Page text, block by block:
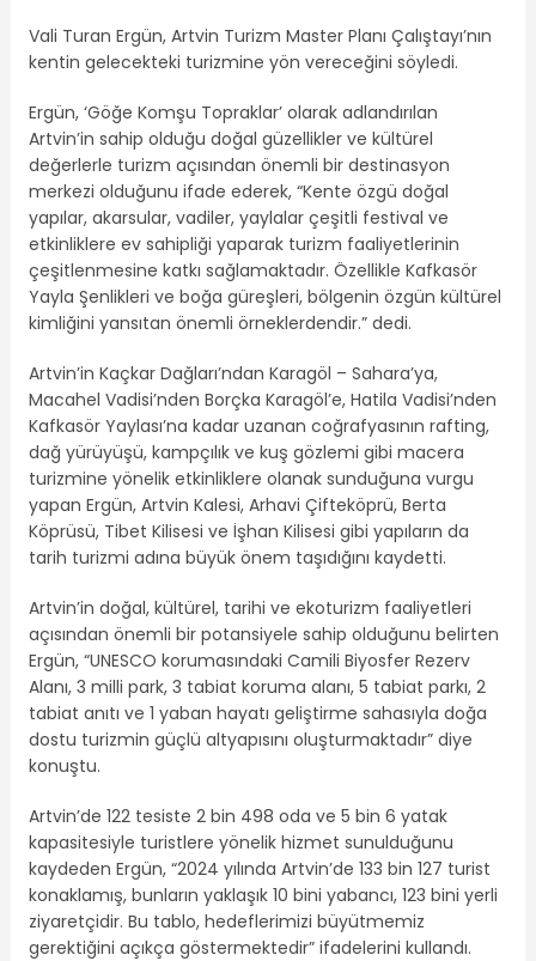
Vali Turan Ergün, Artvin Turizm Master Planı Çalıştayı’nın
kentin gelecekteki turizmine yön vereceğini söyledi.
Ergün, ‘Göğe Komşu Topraklar’ olarak adlandırılan
Artvin’in sahip olduğu doğal güzellikler ve kültürel
değerlerle turizm açısından önemli bir destinasyon
merkezi olduğunu ifade ederek, “Kente özgü doğal
yapılar, akarsular, vadiler, yaylalar çeşitli festival ve
etkinliklere ev sahipliği yaparak turizm faaliyetlerinin
çeşitlenmesine katkı sağlamaktadır. Özellikle Kafkasör
Yayla Şenlikleri ve boğa güreşleri, bölgenin özgün kültürel
kimliğini yansıtan önemli örneklerdendir.” dedi.
Artvin’in Kaçkar Dağları’ndan Karagöl – Sahara’ya,
Macahel Vadisi’nden Borçka Karagöl’e, Hatila Vadisi’nden
Kafkasör Yaylası’na kadar uzanan coğrafyasının rafting,
dağ yürüyüşü, kampçılık ve kuş gözlemi gibi macera
turizmine yönelik etkinliklere olanak sunduğuna vurgu
yapan Ergün, Artvin Kalesi, Arhavi Çifteköprü, Berta
Köprüsü, Tibet Kilisesi ve İşhan Kilisesi gibi yapıların da
tarih turizmi adına büyük önem taşıdığını kaydetti.
Artvin’in doğal, kültürel, tarihi ve ekoturizm faaliyetleri
açısından önemli bir potansiyele sahip olduğunu belirten
Ergün, “UNESCO korumasındaki Camili Biyosfer Rezerv
Alanı, 3 milli park, 3 tabiat koruma alanı, 5 tabiat parkı, 2
tabiat anıtı ve 1 yaban hayatı geliştirme sahasıyla doğa
dostu turizmin güçlü altyapısını oluşturmaktadır” diye
konuştu.
Artvin’de 122 tesiste 2 bin 498 oda ve 5 bin 6 yatak
kapasitesiyle turistlere yönelik hizmet sunulduğunu
kaydeden Ergün, “2024 yılında Artvin’de 133 bin 127 turist
konaklamış, bunların yaklaşık 10 bini yabancı, 123 bini yerli
ziyaretçidir. Bu tablo, hedeflerimizi büyütmemiz
gerektiğini açıkça göstermektedir” ifadelerini kullandı.